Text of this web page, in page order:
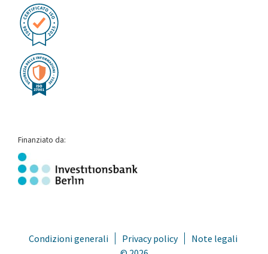
Finanziato da:
Condizioni generali Privacy policy
Note legali